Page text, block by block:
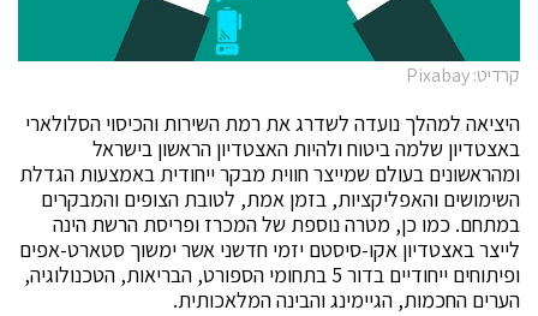
קרדיט: Pixabay
היציאה למהלך נועדה לשדרג את רמת השירות והכיסוי הסלולארי
באצטדיון שלמה ביטוח ולהיות האצטדיון הראשון בישראל
ומהראשונים בעולם שמייצר חווית מבקר ייחודית באמצעות הגדלת
השימושים והאפליקציות, בזמן אמת, לטובת הצופים והמבקרים
במתחם. כמו כן, מטרה נוספת של המכרז ופריסת הרשת הינה
לייצר באצטדיון אקו-סיסטם יזמי חדשני אשר ימשוך סטארט-אפים
ופיתוחים ייחודיים בדור 5 בתחומי הספורט, הבריאות, הטכנולוגיה,
הערים החכמות, הגיימינג והבינה המלאכותית.